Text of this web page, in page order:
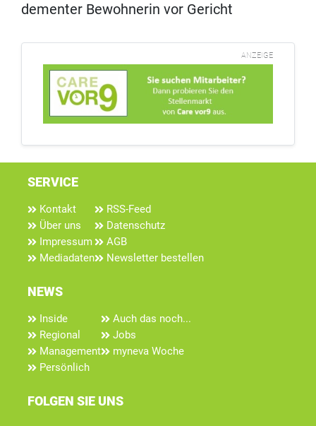
dementer Bewohnerin vor Gericht
ANZEIGE
SERVICE
Kontakt
Über uns
Impressum
Mediadaten
RSS-Feed
Datenschutz
AGB
Newsletter bestellen
NEWS
Inside
Regional
Management
Persönlich
Auch das noch...
Jobs
myneva Woche
FOLGEN SIE UNS